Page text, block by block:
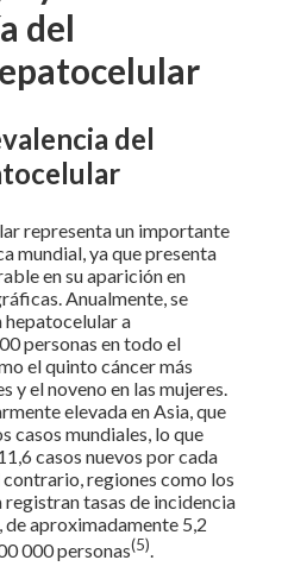
del
del
representa un importante
mundial, ya que presenta
en su aparición en
Anualmente, se
a
personas en todo el
el quinto cáncer más
y el noveno en las mujeres.
elevada en Asia, que
casos mundiales, lo que
casos nuevos por cada
regiones como los
tasas de incidencia
aproximadamente 5,2
000 personas(5).